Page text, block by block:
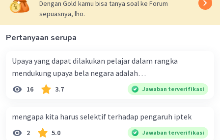
Beri Rating
Iklan
Dengan Gold kamu bisa tanya soal ke Forum
sepuasnya, lho.
Pertanyaan serupa
Upaya yang dapat dilakukan pelajar dalam rangka
mendukung upaya bela negara adalah…
16 3.7 Jawaban terverifikasi
mengapa kita harus selektif terhadap pengaruh iptek
2 5.0 Jawaban terverifikasi